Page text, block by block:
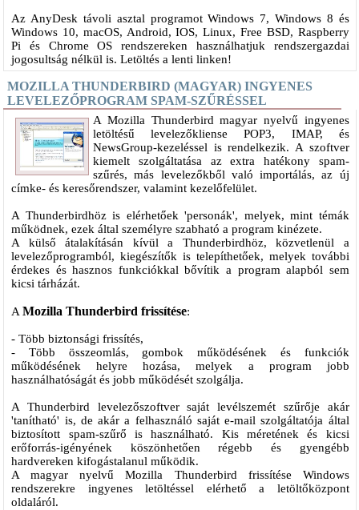
Az AnyDesk távoli asztal programot Windows 7, Windows 8 és
Windows 10, macOS, Android, IOS, Linux, Free BSD, Raspberry
Pi és Chrome OS rendszereken használhatjuk rendszergazdai
jogosultság nélkül is. Letöltés a lenti linken!
MOZILLA THUNDERBIRD (MAGYAR) INGYENES
LEVELEZŐPROGRAM SPAM-SZŰRÉSSEL
A Mozilla Thunderbird magyar nyelvű ingyenes
letöltésű levelezőkliense POP3, IMAP, és
NewsGroup-kezeléssel is rendelkezik. A szoftver
kiemelt szolgáltatása az extra hatékony spam-
szűrés, más levelezőkből való importálás, az új
címke- és keresőrendszer, valamint kezelőfelület.
A Thunderbirdhöz is elérhetőek 'personák', melyek, mint témák
működnek, ezek által személyre szabható a program kinézete.
A külső átalakításán kívül a Thunderbirdhöz, közvetlenül a
levelezőprogramból, kiegészítők is telepíthetőek, melyek további
érdekes és hasznos funkciókkal bővítik a program alapból sem
kicsi tárházát.
AMozilla Thunderbird frissítése:
- Több biztonsági frissítés,
- Több összeomlás, gombok működésének és funkciók
működésének helyre hozása, melyek a program jobb
használhatóságát és jobb működését szolgálja.
A Thunderbird levelezőszoftver saját levélszemét szűrője akár
'tanítható' is, de akár a felhasználó saját e-mail szolgáltatója által
biztosított spam-szűrő is használható. Kis méretének és kicsi
erőforrás-igényének köszönhetően régebb és gyengébb
hardvereken kifogástalanul működik.
A magyar nyelvű Mozilla Thunderbird frissítése Windows
rendszerekre ingyenes letöltéssel elérhető a letöltőközpont
oldaláról.